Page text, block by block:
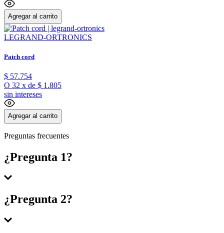
Agregar al carrito
LEGRAND-ORTRONICS
Patch cord
$ 57.754
O 32 x de $ 1.805
sin intereses
Agregar al carrito
Preguntas frecuentes
¿Pregunta 1?
Respuesta 1
¿Pregunta 2?